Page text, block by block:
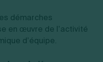
démarches
en œuvre de l’activité
d’équipe.